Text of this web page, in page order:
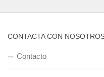
CONTACTA CON
Contacto